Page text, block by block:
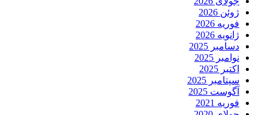
ژوئن 2026
فوریه 2026
ژانویه 2026
دسامبر 2025
نوامبر 2025
اکتبر 2025
سپتامبر 2025
آگوست 2025
فوریه 2021